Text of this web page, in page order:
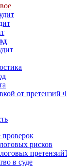
от
рисков
претензий
в суде